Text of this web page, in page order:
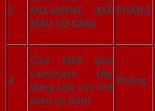
3
MELAMINE (MÃ
MÀU CƠ BẢN)
PHẲNG
4
Cửa MDF phủ
Laminate (Áp
dụng cho các mã
màu cơ bản)
Phẳng